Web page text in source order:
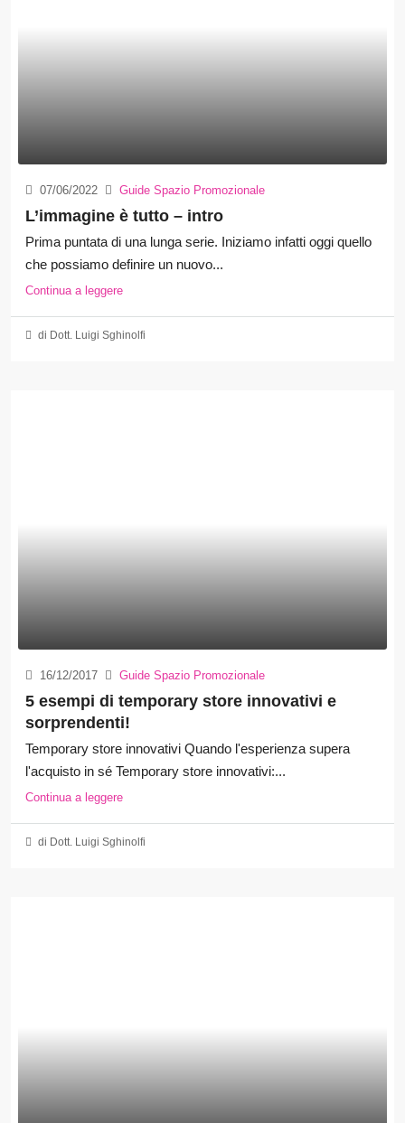
07/06/2022 Guide Spazio Promozionale
L’immagine è tutto – intro
Prima puntata di una lunga serie. Iniziamo infatti oggi quello
che possiamo definire un nuovo...
Continua a leggere
di Dott. Luigi Sghinolfi
16/12/2017 Guide Spazio Promozionale
5 esempi di temporary store innovativi e
sorprendenti!
Temporary store innovativi Quando l'esperienza supera
l'acquisto in sé Temporary store innovativi:...
Continua a leggere
di Dott. Luigi Sghinolfi